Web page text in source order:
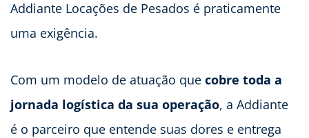
Addiante Locações de Pesados é praticamente
uma exigência.
Com um modelo de atuação que cobre toda a
jornada logística da sua operação, a Addiante
é o parceiro que entende suas dores e entrega